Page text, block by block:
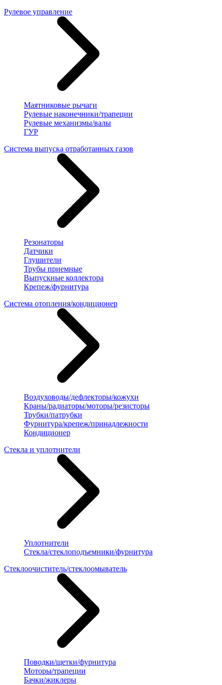
Рулевое управление
Маятниковые рычаги
Рулевые наконечники/трапеции
Рулевые механизмы/валы
ГУР
Система выпуска отработанных газов
Резонаторы
Датчики
Глушители
Трубы приемные
Выпускные коллектора
Крепеж/фурнитура
Система отопления/кондиционер
Воздуховоды/дефлекторы/кожухи
Краны/радиаторы/моторы/резисторы
Трубки/патрубки
Фурнитура/крепеж/принадлежности
Кондиционер
Стекла и уплотнители
Уплотнители
Стекла/стеклоподъемники/фурнитура
Стеклоочиститель/стеклоомыватель
Поводки/щетки/фурнитура
Моторы/трапеции
Бачки/жиклеры